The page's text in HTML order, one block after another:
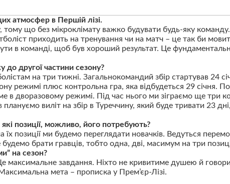
атмосфер в Першій лізі.
що без мікроклімату важко будувати будь-яку
приходить на тренування чи на матч – це так би
в команді, щоб був хороший результат. Це
до другої частини сезону?
на три тижні. Загальнокомандий збір стартував 24
режимі плюс контрольна гра, яка відбудеться 29 січня.
в дворазовому режимі. Під час нього ми зіграємо ще три
виліт на збір в Туреччину, який буде тривати 23
позиції, можливо, його потребують?
позиції ми будемо переглядати новачків. Ведуться
брати гравців, тобто одна, дві, масимум на три
на сезон?
максимальне завдання. Ніхто не кривитиме душею й
мета – прописка у Прем’єр-Лізі.